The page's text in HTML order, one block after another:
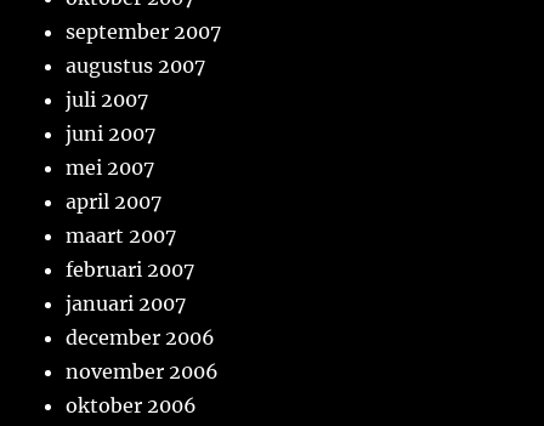
september 2007
augustus 2007
juli 2007
juni 2007
mei 2007
april 2007
maart 2007
februari 2007
januari 2007
december 2006
november 2006
oktober 2006